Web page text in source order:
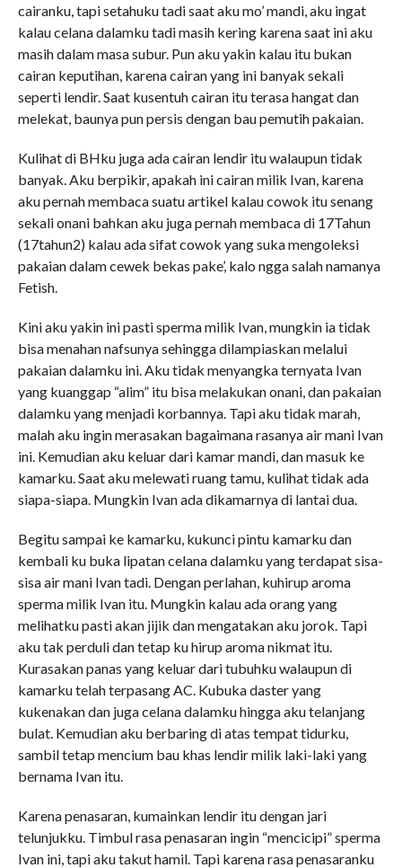
cairanku, tapi setahuku tadi saat aku mo’ mandi, aku ingat
kalau celana dalamku tadi masih kering karena saat ini aku
masih dalam masa subur. Pun aku yakin kalau itu bukan
cairan keputihan, karena cairan yang ini banyak sekali
seperti lendir. Saat kusentuh cairan itu terasa hangat dan
melekat, baunya pun persis dengan bau pemutih pakaian.
Kulihat di BHku juga ada cairan lendir itu walaupun tidak
banyak. Aku berpikir, apakah ini cairan milik Ivan, karena
aku pernah membaca suatu artikel kalau cowok itu senang
sekali onani bahkan aku juga pernah membaca di 17Tahun
(17tahun2) kalau ada sifat cowok yang suka mengoleksi
pakaian dalam cewek bekas pake’, kalo ngga salah namanya
Fetish.
Kini aku yakin ini pasti sperma milik Ivan, mungkin ia tidak
bisa menahan nafsunya sehingga dilampiaskan melalui
pakaian dalamku ini. Aku tidak menyangka ternyata Ivan
yang kuanggap “alim” itu bisa melakukan onani, dan pakaian
dalamku yang menjadi korbannya. Tapi aku tidak marah,
malah aku ingin merasakan bagaimana rasanya air mani Ivan
ini. Kemudian aku keluar dari kamar mandi, dan masuk ke
kamarku. Saat aku melewati ruang tamu, kulihat tidak ada
siapa-siapa. Mungkin Ivan ada dikamarnya di lantai dua.
Begitu sampai ke kamarku, kukunci pintu kamarku dan
kembali ku buka lipatan celana dalamku yang terdapat sisa-
sisa air mani Ivan tadi. Dengan perlahan, kuhirup aroma
sperma milik Ivan itu. Mungkin kalau ada orang yang
melihatku pasti akan jijik dan mengatakan aku jorok. Tapi
aku tak perduli dan tetap ku hirup aroma nikmat itu.
Kurasakan panas yang keluar dari tubuhku walaupun di
kamarku telah terpasang AC. Kubuka daster yang
kukenakan dan juga celana dalamku hingga aku telanjang
bulat. Kemudian aku berbaring di atas tempat tidurku,
sambil tetap mencium bau khas lendir milik laki-laki yang
bernama Ivan itu.
Karena penasaran, kumainkan lendir itu dengan jari
telunjukku. Timbul rasa penasaran ingin “mencicipi” sperma
Ivan ini, tapi aku takut hamil. Tapi karena rasa penasaranku